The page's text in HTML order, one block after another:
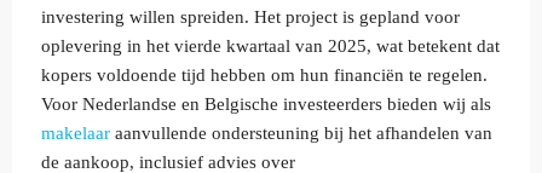
investering willen spreiden. Het project is gepland voor
oplevering in het vierde kwartaal van 2025, wat betekent dat
kopers voldoende tijd hebben om hun financiën te regelen.
Voor Nederlandse en Belgische investeerders bieden wij als
makelaar aanvullende ondersteuning bij het afhandelen van
de aankoop, inclusief advies over